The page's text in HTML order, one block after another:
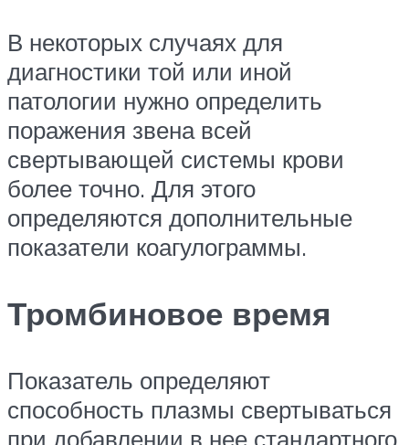
В некоторых случаях для
диагностики той или иной
патологии нужно определить
поражения звена всей
свертывающей системы крови
более точно. Для этого
определяются дополнительные
показатели коагулограммы.
Тромбиновое время
Показатель определяют
способность плазмы свертываться
при добавлении в нее стандартного